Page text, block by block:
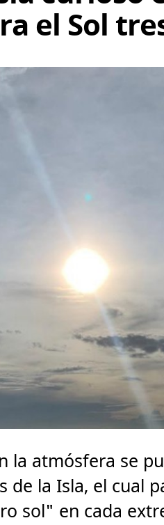
el Sol
la atmósfera se
de la Isla, el cual
sol" en cada